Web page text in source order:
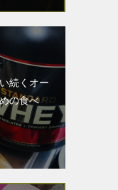
続くオー
の食べ